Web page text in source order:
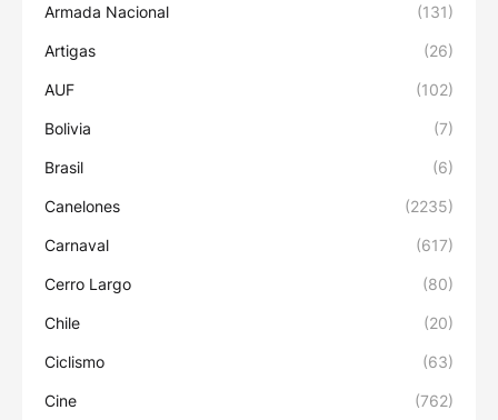
Armada Nacional (131)
Artigas (26)
AUF (102)
Bolivia (7)
Brasil (6)
Canelones (2235)
Carnaval (617)
Cerro Largo (80)
Chile (20)
Ciclismo (63)
Cine (762)